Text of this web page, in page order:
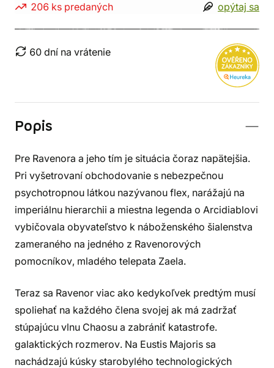
206 ks predaných opýtaj sa
60 dní na vrátenie
Popis
Pre Ravenora a jeho tím je situácia čoraz napätejšia.
Pri vyšetrovaní obchodovanie s nebezpečnou
psychotropnou látkou nazývanou flex, narážajú na
imperiálnu hierarchii a miestna legenda o Arcidiablovi
vybičovala obyvateľstvo k náboženského šialenstva
zameraného na jedného z Ravenorových
pomocníkov, mladého telepata Zaela.
Teraz sa Ravenor viac ako kedykoľvek predtým musí
spoliehať na každého člena svojej ak má zadržať
stúpajúcu vlnu Chaosu a zabrániť katastrofe.
galaktických rozmerov. Na Eustis Majoris sa
nachádzajú kúsky starobylého technologických